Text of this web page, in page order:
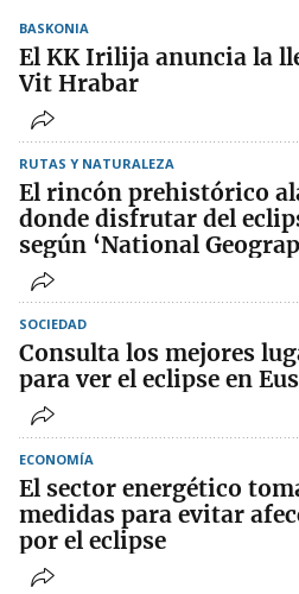
BASKONIA
El KK Irilija anuncia la
Vit Hrabar
RUTAS Y NATURALEZA
El rincón prehistórico
donde disfrutar del
según ‘National
SOCIEDAD
Consulta los mejores
para ver el eclipse en
ECONOMÍA
El sector energético
medidas para evitar
por el eclipse